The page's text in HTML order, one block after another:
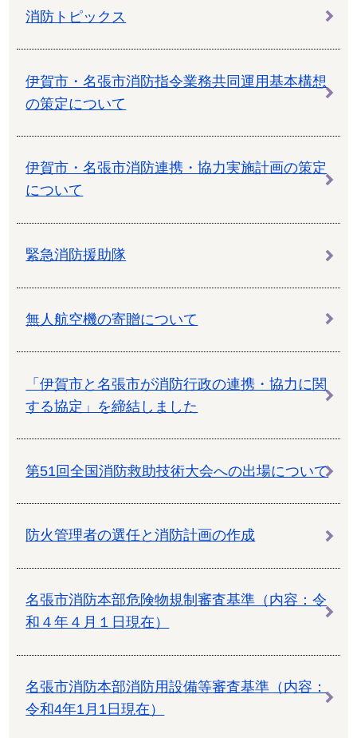
消防トピックス
伊賀市・名張市消防指令業務共同運用基本構想
の策定について
伊賀市・名張市消防連携・協力実施計画の策定
について
緊急消防援助隊
無人航空機の寄贈について
「伊賀市と名張市が消防行政の連携・協力に関
する協定」を締結しました
第51回全国消防救助技術大会への出場について
防火管理者の選任と消防計画の作成
名張市消防本部危険物規制審査基準（内容：令
和４年４月１日現在）
名張市消防本部消防用設備等審査基準（内容：
令和4年1月1日現在）